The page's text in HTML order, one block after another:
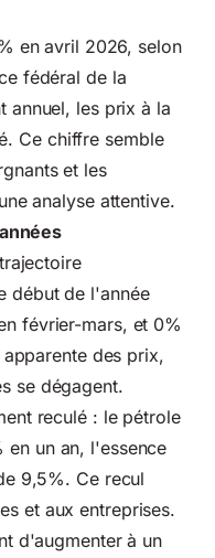
en avril 2026, selon
fédéral de la
annuel, les prix à la
Ce chiffre semble
et les
analyse attentive.
début de l'année
février-mars, et 0%
des prix,
se dégagent.
reculé : le pétrole
en un an, l'essence
9,5%. Ce recul
et aux entreprises.
d'augmenter à un